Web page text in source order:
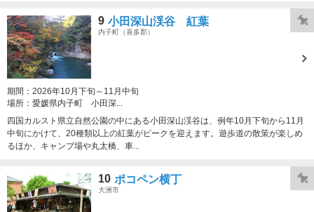
9 小田深山渓谷 紅葉
内子町（喜多郡）
期間： 2026年10月下旬～11月中旬
場所： 愛媛県内子町 小田深...
四国カルスト県立自然公園の中にある小田深山渓谷は、例年10月下旬から11月
中旬にかけて、20種類以上の紅葉がピークを迎えます。遊歩道の散策が楽しめ
るほか、キャンプ場や丸太橋、車...
10 ポコペン横丁
大洲市